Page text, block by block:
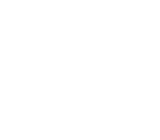
University Blue